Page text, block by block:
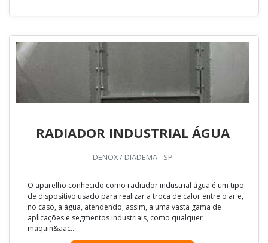
RADIADOR INDUSTRIAL ÁGUA
DENOX / DIADEMA - SP
O aparelho conhecido como radiador industrial água é um tipo
de dispositivo usado para realizar a troca de calor entre o ar e,
no caso, a água, atendendo, assim, a uma vasta gama de
aplicações e segmentos industriais, como qualquer
maquin&aac...